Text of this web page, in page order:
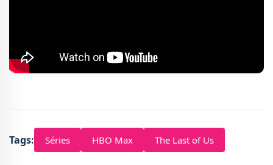
Tags: Séries HBO Max The Last of Us